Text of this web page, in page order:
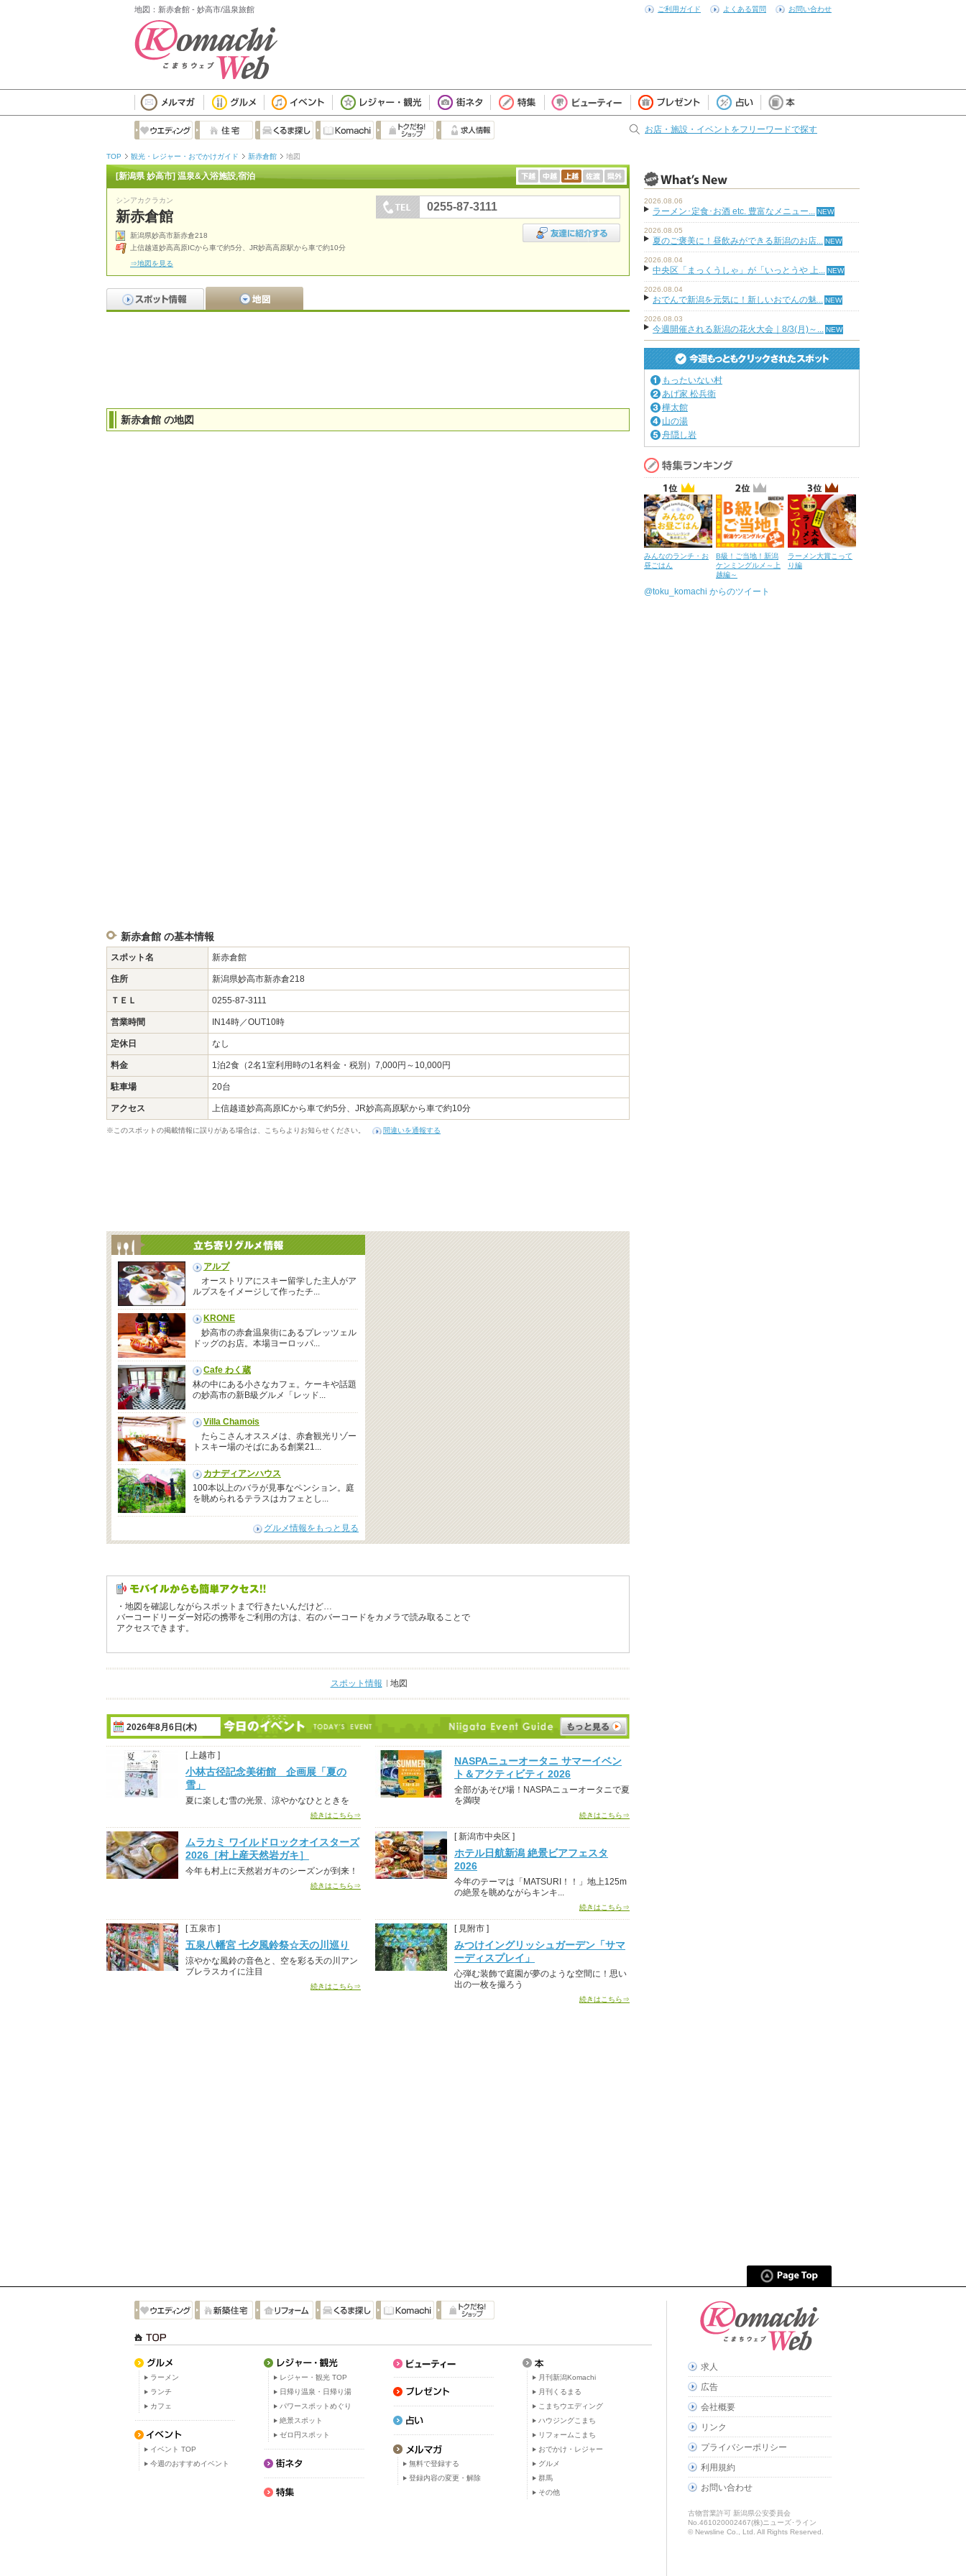
地図：新赤倉館 - 妙高市/温泉旅館 ご利用ガイド よくある質問 お問い合わせ
お店・施設・イベントをフリーワードで探す
TOP 観光・レジャー・おでかけガイド 新赤倉館 地図
[新潟県 妙高市] 温泉&入浴施設,宿泊
シンアカクラカン
新赤倉館
新潟県妙高市新赤倉218
上信越道妙高高原ICから車で約5分、JR妙高高原駅から車で約10分
⇒地図を見る
0255-87-3111
新赤倉館 の地図
新赤倉館 の基本情報
スポット名 新赤倉館
住所 新潟県妙高市新赤倉218
ＴＥＬ 0255-87-3111
営業時間 IN14時／OUT10時
定休日 なし
料金 1泊2食（2名1室利用時の1名料金・税別）7,000円～10,000円
駐車場 20台
アクセス 上信越道妙高高原ICから車で約5分、JR妙高高原駅から車で約10分
※このスポットの掲載情報に誤りがある場合は、こちらよりお知らせください。 間違いを通報する
アルプ
オーストリアにスキー留学した主人がア
ルプスをイメージして作ったチ...
KRONE
妙高市の赤倉温泉街にあるプレッツェル
ドッグのお店。本場ヨーロッパ...
Cafe わく蔵
林の中にある小さなカフェ。ケーキや話題
の妙高市の新B級グルメ「レッド...
Villa Chamois
たらこさんオススメは、赤倉観光リゾー
トスキー場のそばにある創業21...
カナディアンハウス
100本以上のバラが見事なペンション。庭
を眺められるテラスはカフェとし...
グルメ情報をもっと見る
・地図を確認しながらスポットまで行きたいんだけど…
バーコードリーダー対応の携帯をご利用の方は、右のバーコードをカメラで読み取ることで
アクセスできます。
スポット情報 地図
2026年8月6日(木)
[ 上越市 ]
小林古径記念美術館 企画展「夏の
雪」
夏に楽しむ雪の光景、涼やかなひとときを
続きはこちら⇒
NASPAニューオータニ サマーイベン
ト＆アクティビティ 2026
全部があそび場！NASPAニューオータニで夏
を満喫
続きはこちら⇒
ムラカミ ワイルドロックオイスターズ
2026［村上産天然岩ガキ］
今年も村上に天然岩ガキのシーズンが到来！
続きはこちら⇒
[ 新潟市中央区 ]
ホテル日航新潟 絶景ビアフェスタ
2026
今年のテーマは「MATSURI！！」地上125m
の絶景を眺めながらキンキ...
続きはこちら⇒
[ 五泉市 ]
五泉八幡宮 七夕風鈴祭☆天の川巡り
涼やかな風鈴の音色と、空を彩る天の川アン
ブレラスカイに注目
続きはこちら⇒
[ 見附市 ]
みつけイングリッシュガーデン「サマ
ーディスプレイ」
心弾む装飾で庭園が夢のような空間に！思い
出の一枚を撮ろう
続きはこちら⇒
2026.08.06
ラーメン･定食･お酒 etc. 豊富なメニュー...
2026.08.05
夏のご褒美に！昼飲みができる新潟のお店...
2026.08.04
中央区「まっくうしゃ」が「いっとうや 上...
2026.08.04
おでんで新潟を元気に！新しいおでんの魅...
2026.08.03
今週開催される新潟の花火大会｜8/3(月)～...
もったいない村
あげ家 松兵衛
樺太館
山の湯
舟隠し岩
みんなのランチ・お
昼ごはん
B級！ご当地！新潟
ケンミングルメ～上
越編～
ラーメン大賞こって
り編
@toku_komachi からのツイート
ラーメン
ランチ
カフェ
イベント TOP
今週のおすすめイベント
レジャー・観光 TOP
日帰り温泉・日帰り湯
パワースポットめぐり
絶景スポット
ゼロ円スポット
無料で登録する
登録内容の変更・解除
月刊新潟Komachi
月刊くるまる
こまちウエディング
ハウジングこまち
リフォームこまち
おでかけ・レジャー
グルメ
群馬
その他
求人
広告
会社概要
リンク
プライバシーポリシー
利用規約
お問い合わせ
古物営業許可 新潟県公安委員会
No.461020002467(株)ニューズ･ライン
© Newsline Co., Ltd. All Rights Reserved.